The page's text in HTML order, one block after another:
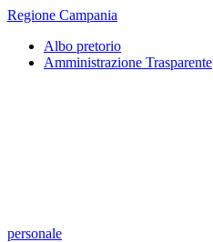
Regione Campania
Albo pretorio
Amministrazione Trasparente
personale